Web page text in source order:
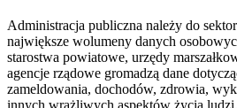
Administracja publiczna należy do
największe wolumeny danych
starostwa powiatowe, urzędy
agencje rządowe gromadzą dane
zameldowania, dochodów, zdrowia,
innych wrażliwych aspektów życia ludzi.